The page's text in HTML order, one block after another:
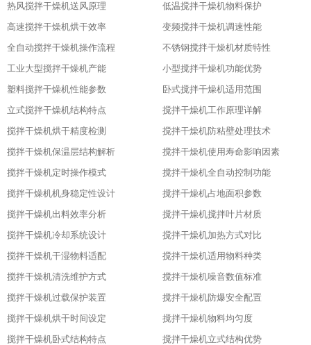
热风搅拌干燥机送风原理
低温搅拌干燥机物料保护
高速搅拌干燥机烘干效率
变频搅拌干燥机调速性能
全自动搅拌干燥机操作流程
不锈钢搅拌干燥机材质特性
工业大型搅拌干燥机产能
小型搅拌干燥机功能优势
塑料搅拌干燥机性能参数
卧式搅拌干燥机适用范围
立式搅拌干燥机结构特点
搅拌干燥机工作原理详解
搅拌干燥机烘干精度检测
搅拌干燥机防粘壁处理技术
搅拌干燥机保温层结构解析
搅拌干燥机使用寿命影响因素
搅拌干燥机定时操作模式
搅拌干燥机全自动控制功能
搅拌干燥机机身稳定性设计
搅拌干燥机占地面积参数
搅拌干燥机出料效率分析
搅拌干燥机搅拌叶片材质
搅拌干燥机冷却系统设计
搅拌干燥机加热方式对比
搅拌干燥机干湿物料适配
搅拌干燥机适用物料种类
搅拌干燥机清洗维护方式
搅拌干燥机噪音数值标准
搅拌干燥机过载保护装置
搅拌干燥机防爆安全配置
搅拌干燥机烘干时间设定
搅拌干燥机物料均匀度
搅拌干燥机卧式结构特点
搅拌干燥机立式结构优势